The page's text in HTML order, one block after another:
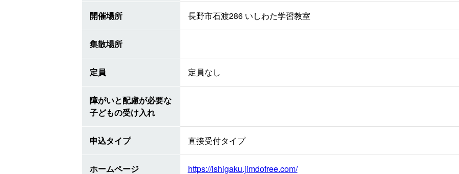
開催場所 長野市石渡286 いしわた学習教室
集散場所
定員 定員なし
障がいと配慮が必要な
子どもの受け入れ
申込タイプ 直接受付タイプ
ホームページ https://ishigaku.jimdofree.com/